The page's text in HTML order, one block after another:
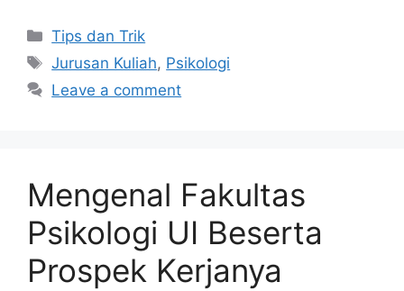
Tips dan Trik
Jurusan Kuliah, Psikologi
Leave a comment
Mengenal Fakultas
Psikologi UI Beserta
Prospek Kerjanya